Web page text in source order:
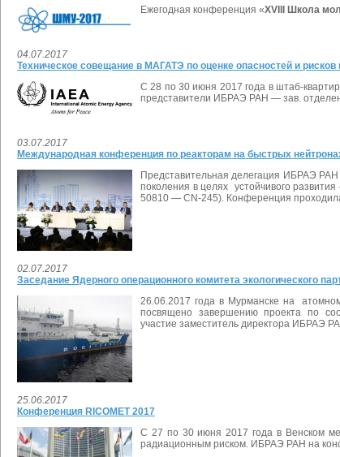
Ежегодная конференция «XVIII Школа
04.07.2017
Техническое совещание в МАГАТЭ по оценке опасностей и
С 28 по 30 июня 2017 года в штаб-
представители ИБРАЭ РАН — зав.
03.07.2017
Международная конференция по реакторам на быстрых
Представительная делегация ИБРАЭ
поколения в целях устойчивого
50810 — CN-245). Конференция
02.07.2017
Заседание Ядерного операционного комитета экологического
26.06.2017 года в Мурманске на
посвящено завершению проекта по
участие заместитель директора ИБРАЭ
25.06.2017
Конференция RICOMET 2017
C 27 по 30 июня 2017 года в Венском
радиационным риском. ИБРАЭ РАН на